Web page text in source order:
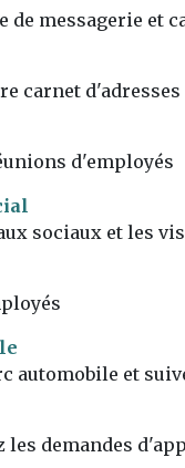
de messagerie et
carnet d'adresses
d'employés
sociaux et les
automobile et
les demandes